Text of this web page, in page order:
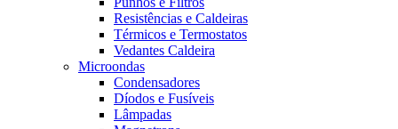
Resistências e Caldeiras
Térmicos e Termostatos
Vedantes Caldeira
Microondas
Condensadores
Díodos e Fusíveis
Lâmpadas